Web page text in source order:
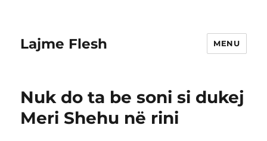
Lajme Flesh MENU
Nuk do ta be soni si dukej
Meri Shehu në rini